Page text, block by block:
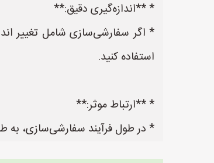
* **اندازه‌گیری دقیق:**
* اگر سفارشی‌سازی شامل تغییر
استفاده کنید.
* **ارتباط موثر:**
* در طول فرآیند سفارشی‌سازی، به